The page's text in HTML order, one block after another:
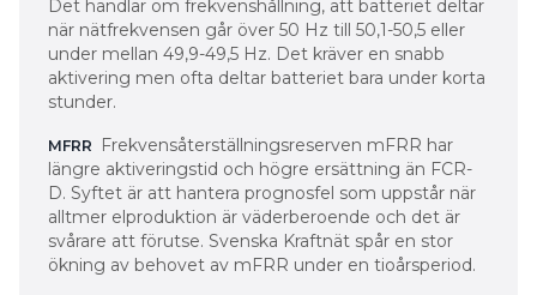
Det handlar om frekvenshållning, att batteriet deltar
när nätfrekvensen går över 50 Hz till 50,1-50,5 eller
under mellan 49,9-49,5 Hz. Det kräver en snabb
aktivering men ofta deltar batteriet bara under korta
stunder.
MFRR
Frekvensåterställningsreserven mFRR har
längre aktiveringstid och högre ersättning än FCR-
D. Syftet är att hantera prognosfel som uppstår när
alltmer elproduktion är väderberoende och det är
svårare att förutse. Svenska Kraftnät spår en stor
ökning av behovet av mFRR under en tioårsperiod.